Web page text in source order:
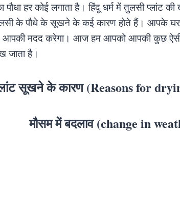
पौधा हर कोई लगाता है। हिंदू धर्म में तुलसी प्लांट
के पौधे के सूखने के कई कारण होते हैं। आपके घर में
मदद करेगा। आज हम आपको आपकी कुछ ऐसी
जाता है।
सूखने के कारण (Reasons for
मौसम में बदलाव (change in